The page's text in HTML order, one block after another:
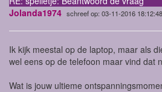
Jolanda1974 schreef op: 03-11-2016 18:12:48
Ik kijk meestal op de laptop, maar als
wel eens op de telefoon maar vind dat
Wat is jouw ultieme